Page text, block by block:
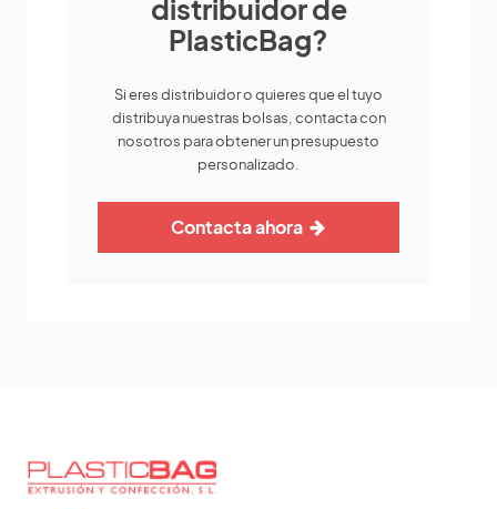
distribuidor de
PlasticBag?
Si eres distribuidor o quieres que el tuyo
distribuya nuestras bolsas, contacta con
nosotros para obtener un presupuesto
personalizado.
Contacta ahora